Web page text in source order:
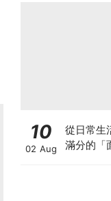
10
02 Aug
從日常生
滿分的「